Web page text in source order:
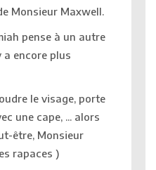
Monsieur Maxwell.
pense à un autre
encore plus
le visage, porte
une cape, ... alors
être, Monsieur
rapaces )